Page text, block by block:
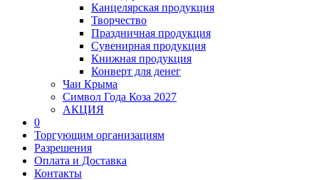
Канцелярская продукция
Творчество
Праздничная продукция
Сувенирная продукция
Книжная продукция
Конверт для денег
Чаи Крыма
Символ Года Коза 2027
АКЦИЯ
0
Торгующим организациям
Разрешения
Оплата и Доставка
Контакты